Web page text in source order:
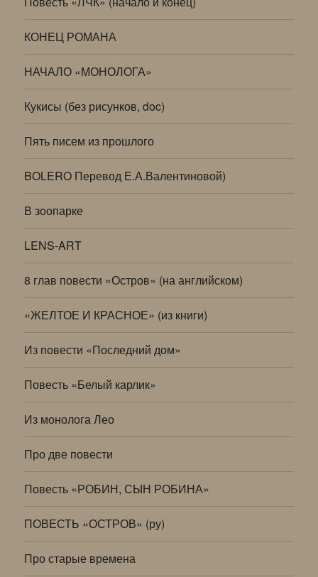
КОНЕЦ РОМАНА
НАЧАЛО «МОНОЛОГА»
Кукисы (без рисунков, doc)
Пять писем из прошлого
BOLERO Перевод Е.А.Валентиновой)
В зоопарке
LENS-ART
8 глав повести «Остров» (на английском)
«ЖЕЛТОЕ И КРАСНОЕ» (из книги)
Из повести «Последний дом»
Повесть «Белый карлик»
Из монолога Лео
Про две повести
Повесть «РОБИН, СЫН РОБИНА»
ПОВЕСТЬ «ОСТРОВ» (ру)
Про старые времена